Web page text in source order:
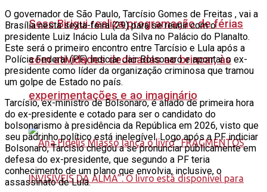
Sesc Birigui realiza programação de férias
com atividades dedicadas ao brincar, às
experimentações e ao imaginário
O governador de São Paulo, Tarcísio Gomes de Freitas , vai a
Brasília nesta sexta-feira (29) para se reunir com o
presidente Luiz Inácio Lula da Silva no Palácio do Planalto.
Este será o primeiro encontro entre Tarcísio e Lula após a
Polícia Federal (PF) indiciar Jair Bolsonaro e apontar o ex-
presidente como líder da organização criminosa que tramou
um golpe de Estado no país.
Tarcísio, ex-ministro de Bolsonaro, é aliado de primeira hora
do ex-presidente e cotado para ser o candidato do
bolsonarismo à presidência da República em 2026, visto que
seu padrinho político está inelegível. Logo após a PF indiciar
Bolsonaro, Tarcísio chegou a se pronunciar publicamente em
defesa do ex-presidente, que segundo a PF teria
conhecimento de um plano que envolvia, inclusive, o
assassinato de Lula.